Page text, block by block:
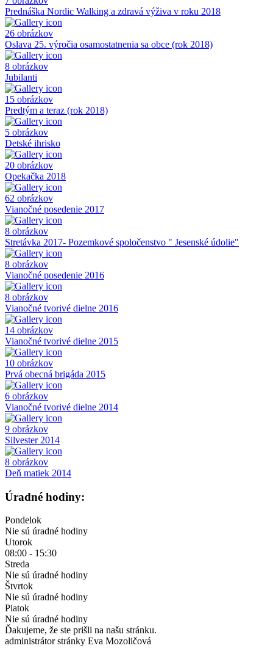
Prednáška Nordic Walking a zdravá výživa v roku 2018
26 obrázkov
Oslava 25. výročia osamostatnenia sa obce (rok 2018)
8 obrázkov
Jubilanti
15 obrázkov
Predtým a teraz (rok 2018)
5 obrázkov
Detské ihrisko
20 obrázkov
Opekačka 2018
62 obrázkov
Vianočné posedenie 2017
8 obrázkov
Stretávka 2017- Pozemkové spoločenstvo " Jesenské údolie"
8 obrázkov
Vianočné posedenie 2016
8 obrázkov
Vianočné tvorivé dielne 2016
14 obrázkov
Vianočné tvorivé dielne 2015
10 obrázkov
Prvá obecná brigáda 2015
6 obrázkov
Vianočné tvorivé dielne 2014
9 obrázkov
Silvester 2014
8 obrázkov
Deň matiek 2014
Úradné hodiny:
Pondelok
Nie sú úradné hodiny
Utorok
08:00 - 15:30
Streda
Nie sú úradné hodiny
Štvrtok
Nie sú úradné hodiny
Piatok
Nie sú úradné hodiny
Ďakujeme, že ste prišli na našu stránku.
administrátor stránky Eva Mozoličová